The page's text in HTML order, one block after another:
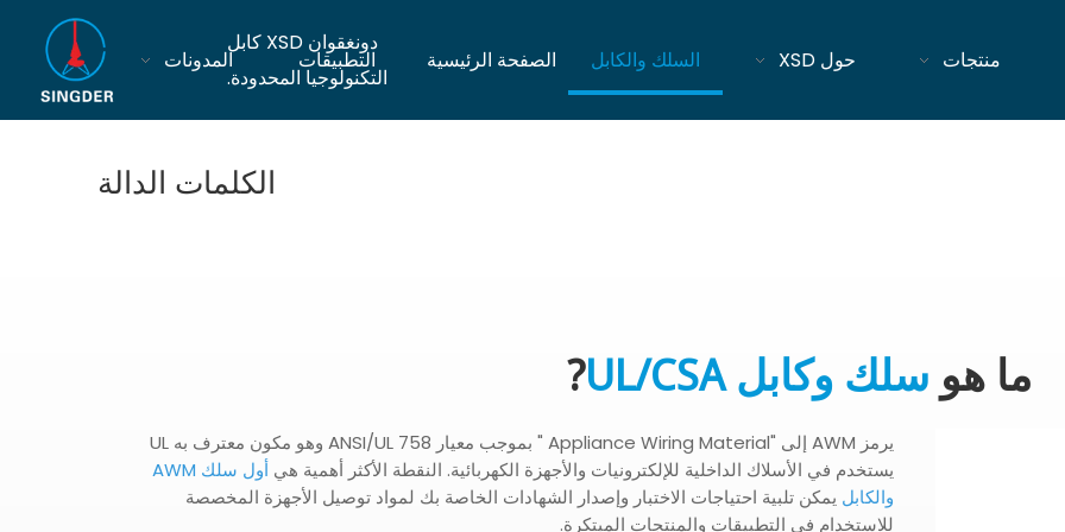
دونغقوان XSD كابل
التكنولوجيا المحدودة.
منتجات حول XSD السلك والكابل الصفحة الرئيسية التطبيقات المدونات
الكلمات الدالة
ما هو سلك وكابل UL/CSA ?
يرمز AWM إلى "Appliance Wiring Material " بموجب معيار ANSI/UL 758 وهو مكون معترف به UL
يستخدم في الأسلاك الداخلية للإلكترونيات والأجهزة الكهربائية. النقطة الأكثر أهمية هي أول سلك AWM
والكابل يمكن تلبية احتياجات الاختبار وإصدار الشهادات الخاصة بك لمواد توصيل الأجهزة المخصصة
للاستخدام في التطبيقات والمنتجات المبتكرة.